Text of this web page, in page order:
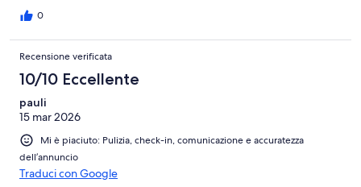
0
Recensione verificata
10/10 Eccellente
pauli
15 mar 2026
Mi è piaciuto: Pulizia, check-in, comunicazione e accuratezza
dell’annuncio
Traduci con Google